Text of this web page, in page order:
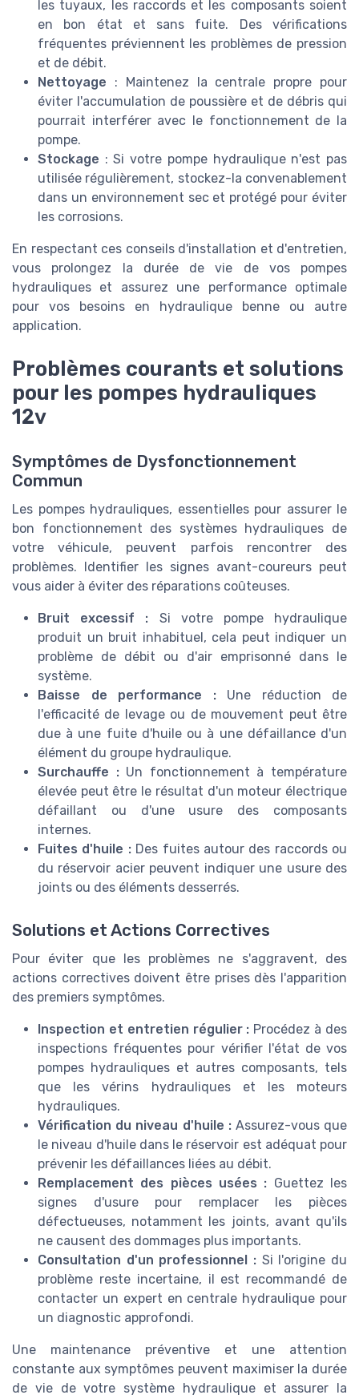
les tuyaux, les raccords et les composants soient
en bon état et sans fuite. Des vérifications
fréquentes préviennent les problèmes de pression
et de débit.
Nettoyage : Maintenez la centrale propre pour
éviter l'accumulation de poussière et de débris qui
pourrait interférer avec le fonctionnement de la
pompe.
Stockage : Si votre pompe hydraulique n'est pas
utilisée régulièrement, stockez-la convenablement
dans un environnement sec et protégé pour éviter
les corrosions.
En respectant ces conseils d'installation et d'entretien,
vous prolongez la durée de vie de vos pompes
hydrauliques et assurez une performance optimale
pour vos besoins en hydraulique benne ou autre
application.
Problèmes courants et solutions
pour les pompes hydrauliques
12v
Symptômes de Dysfonctionnement
Commun
Les pompes hydrauliques, essentielles pour assurer le
bon fonctionnement des systèmes hydrauliques de
votre véhicule, peuvent parfois rencontrer des
problèmes. Identifier les signes avant-coureurs peut
vous aider à éviter des réparations coûteuses.
Bruit excessif : Si votre pompe hydraulique
produit un bruit inhabituel, cela peut indiquer un
problème de débit ou d'air emprisonné dans le
système.
Baisse de performance : Une réduction de
l'efficacité de levage ou de mouvement peut être
due à une fuite d'huile ou à une défaillance d'un
élément du groupe hydraulique.
Surchauffe : Un fonctionnement à température
élevée peut être le résultat d'un moteur électrique
défaillant ou d'une usure des composants
internes.
Fuites d'huile : Des fuites autour des raccords ou
du réservoir acier peuvent indiquer une usure des
joints ou des éléments desserrés.
Solutions et Actions Correctives
Pour éviter que les problèmes ne s'aggravent, des
actions correctives doivent être prises dès l'apparition
des premiers symptômes.
Inspection et entretien régulier : Procédez à des
inspections fréquentes pour vérifier l'état de vos
pompes hydrauliques et autres composants, tels
que les vérins hydrauliques et les moteurs
hydrauliques.
Vérification du niveau d'huile : Assurez-vous que
le niveau d'huile dans le réservoir est adéquat pour
prévenir les défaillances liées au débit.
Remplacement des pièces usées : Guettez les
signes d'usure pour remplacer les pièces
défectueuses, notamment les joints, avant qu'ils
ne causent des dommages plus importants.
Consultation d'un professionnel : Si l'origine du
problème reste incertaine, il est recommandé de
contacter un expert en centrale hydraulique pour
un diagnostic approfondi.
Une maintenance préventive et une attention
constante aux symptômes peuvent maximiser la durée
de vie de votre système hydraulique et assurer la